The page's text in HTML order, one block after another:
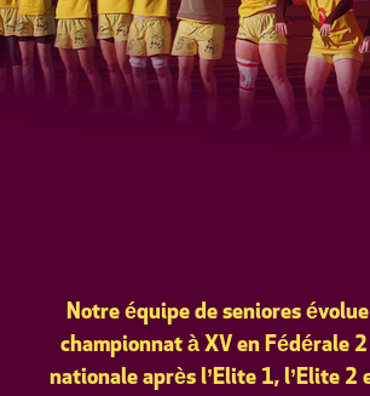
Notre équipe de seniores
championnat à XV en Fédérale
nationale après l’Elite 1, l’Elite 2